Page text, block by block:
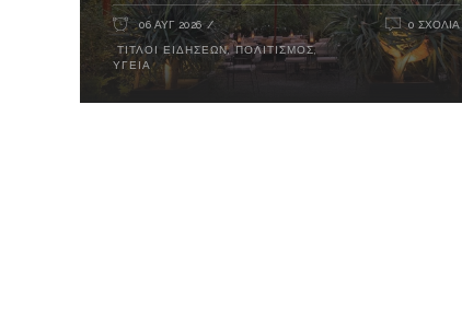
06 ΑΥΓ 2026
ΤΊΤΛΟΙ ΕΙΔΉΣΕΩΝ,ΠΟΛΙΤΙΣΜΌΣ,
ΥΓΕΊΑ
0 ΣΧΌΛΙΑ